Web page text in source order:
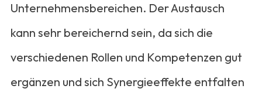
Unternehmensbereichen. Der Austausch
kann sehr bereichernd sein, da sich die
verschiedenen Rollen und Kompetenzen gut
ergänzen und sich Synergieeffekte entfalten